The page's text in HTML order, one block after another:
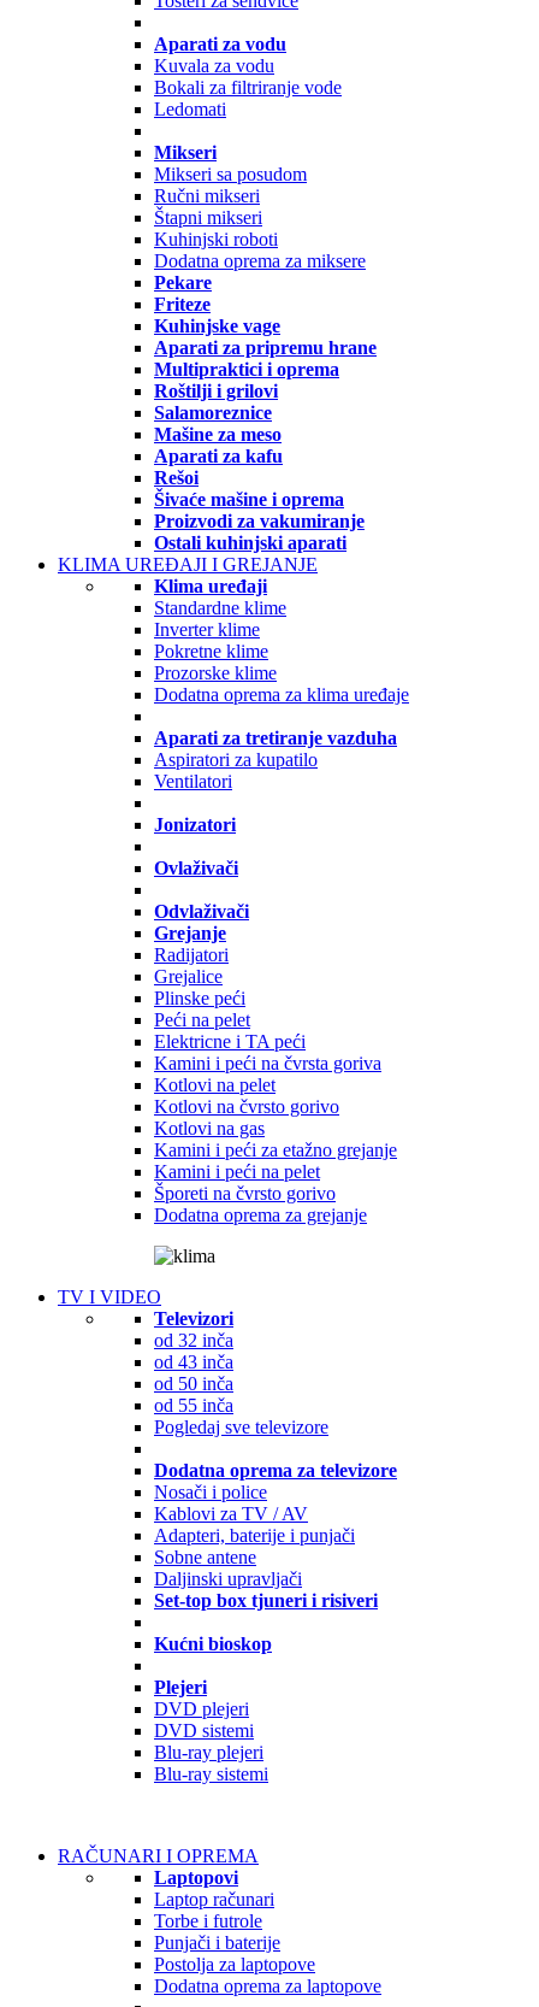
Aparati za vodu
Kuvala za vodu
Bokali za filtriranje vode
Ledomati
Mikseri
Mikseri sa posudom
Ručni mikseri
Štapni mikseri
Kuhinjski roboti
Dodatna oprema za miksere
Pekare
Friteze
Kuhinjske vage
Aparati za pripremu hrane
Multipraktici i oprema
Roštilji i grilovi
Salamoreznice
Mašine za meso
Aparati za kafu
Rešoi
Šivaće mašine i oprema
Proizvodi za vakumiranje
Ostali kuhinjski aparati
KLIMA UREĐAJI I GREJANJE
Klima uređaji
Standardne klime
Inverter klime
Pokretne klime
Prozorske klime
Dodatna oprema za klima uređaje
Aparati za tretiranje vazduha
Aspiratori za kupatilo
Ventilatori
Jonizatori
Ovlaživači
Odvlaživači
Grejanje
Radijatori
Grejalice
Plinske peći
Peći na pelet
Elektricne i TA peći
Kamini i peći na čvrsta goriva
Kotlovi na pelet
Kotlovi na čvrsto gorivo
Kotlovi na gas
Kamini i peći za etažno grejanje
Kamini i peći na pelet
Šporeti na čvrsto gorivo
Dodatna oprema za grejanje
TV I VIDEO
Televizori
od 32 inča
od 43 inča
od 50 inča
od 55 inča
Pogledaj sve televizore
Dodatna oprema za televizore
Nosači i police
Kablovi za TV / AV
Adapteri, baterije i punjači
Sobne antene
Daljinski upravljači
Set-top box tjuneri i risiveri
Kućni bioskop
Plejeri
DVD plejeri
DVD sistemi
Blu-ray plejeri
Blu-ray sistemi
RAČUNARI I OPREMA
Laptopovi
Laptop računari
Torbe i futrole
Punjači i baterije
Postolja za laptopove
Dodatna oprema za laptopove